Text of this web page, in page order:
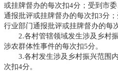
或挂牌督办的每次扣4分；受到市
通报批评或挂牌督办的每次扣3分
行业部门通报批评或挂牌督办的每
2.各村管辖领域发生涉及乡村振
涉农群体性事件的每次扣5分。
3.各村发生涉及乡村振兴范围内
次扣4分。